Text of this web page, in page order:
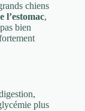
chiens
l’estomac,
bien
plus